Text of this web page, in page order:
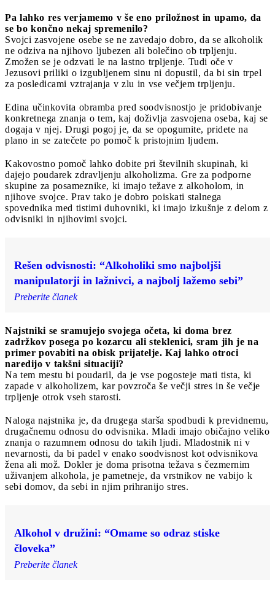
Pa lahko res verjamemo v še eno priložnost in upamo, da
se bo končno nekaj spremenilo?
Svojci zasvojene osebe se ne zavedajo dobro, da se alkoholik
ne odziva na njihovo ljubezen ali bolečino ob trpljenju.
Zmožen se je odzvati le na lastno trpljenje. Tudi oče v
Jezusovi priliki o izgubljenem sinu ni dopustil, da bi sin trpel
za posledicami vztrajanja v zlu in vse večjem trpljenju.
Edina učinkovita obramba pred soodvisnostjo je pridobivanje
konkretnega znanja o tem, kaj doživlja zasvojena oseba, kaj se
dogaja v njej. Drugi pogoj je, da se opogumite, pridete na
plano in se zatečete po pomoč k pristojnim ljudem.
Kakovostno pomoč lahko dobite pri številnih skupinah, ki
dajejo poudarek zdravljenju alkoholizma. Gre za podporne
skupine za posameznike, ki imajo težave z alkoholom, in
njihove svojce. Prav tako je dobro poiskati stalnega
spovednika med tistimi duhovniki, ki imajo izkušnje z delom z
odvisniki in njihovimi svojci.
Rešen odvisnosti: “Alkoholiki smo najboljši
manipulatorji in lažnivci, a najbolj lažemo sebi”
Preberite članek
Najstniki se sramujejo svojega očeta, ki doma brez
zadržkov posega po kozarcu ali steklenici, sram jih je na
primer povabiti na obisk prijatelje. Kaj lahko otroci
naredijo v takšni situaciji?
Na tem mestu bi poudaril, da je vse pogosteje mati tista, ki
zapade v alkoholizem, kar povzroča še večji stres in še večje
trpljenje otrok vseh starosti.
Naloga najstnika je, da drugega starša spodbudi k previdnemu,
drugačnemu odnosu do odvisnika. Mladi imajo običajno veliko
znanja o razumnem odnosu do takih ljudi. Mladostnik ni v
nevarnosti, da bi padel v enako soodvisnost kot odvisnikova
žena ali mož. Dokler je doma prisotna težava s čezmernim
uživanjem alkohola, je pametneje, da vrstnikov ne vabijo k
sebi domov, da sebi in njim prihranijo stres.
Alkohol v družini: “Omame so odraz stiske
človeka”
Preberite članek